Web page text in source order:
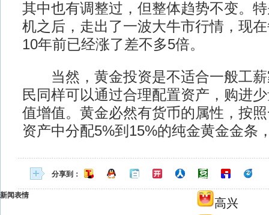
其中也有调整过，但整体趋势不变。
机之后，走出了一波大牛市行情，现
10年前已经涨了差不多5倍。
当然，黄金投资是不适合一般工薪
民同样可以通过合理配置资产，购进
值增值。黄金必然有货币的属性，按
资产中分配5%到15%的纯金黄金金条
分享到：
新闻表情
高兴